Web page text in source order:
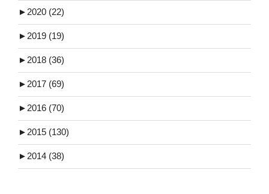
► 2020 (22)
► 2019 (19)
► 2018 (36)
► 2017 (69)
► 2016 (70)
► 2015 (130)
► 2014 (38)